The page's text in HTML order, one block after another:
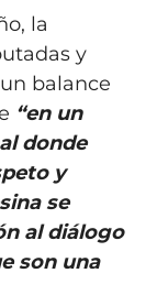
la
y
balance
“en un
donde
y
se
al diálogo
son una